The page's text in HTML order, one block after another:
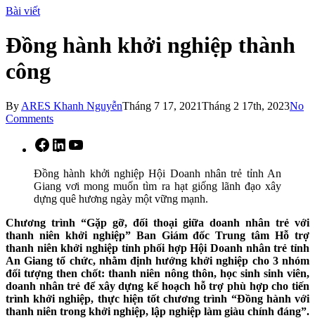
Bài viết
Đồng hành khởi nghiệp thành
công
By ARES Khanh NguyễnTháng 7 17, 2021Tháng 2 17th, 2023No
Comments
Facebook
LinkedIn
Đồng hành khởi nghiệp Hội Doanh nhân trẻ tỉnh An
Giang vơi mong muốn tìm ra hạt giống lãnh đạo xây
dựng quê hương ngày một vững mạnh.
Chương trình “Gặp gỡ, đối thoại giữa doanh nhân trẻ với
thanh niên khởi nghiệp” Ban Giám đốc Trung tâm Hỗ trợ
thanh niên khởi nghiệp tỉnh phối hợp Hội Doanh nhân trẻ tỉnh
An Giang tổ chức, nhằm định hướng khởi nghiệp cho 3 nhóm
đối tượng then chốt: thanh niên nông thôn, học sinh sinh viên,
doanh nhân trẻ để xây dựng kế hoạch hỗ trợ phù hợp cho tiến
trình khởi nghiệp, thực hiện tốt chương trình “Đồng hành với
thanh niên trong khởi nghiệp, lập nghiệp làm giàu chính đáng”.